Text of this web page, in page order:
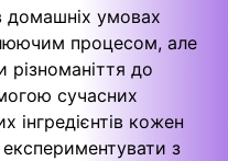
домашніх умовах
процесом, але
до
сучасних
інгредієнтів кожен
з